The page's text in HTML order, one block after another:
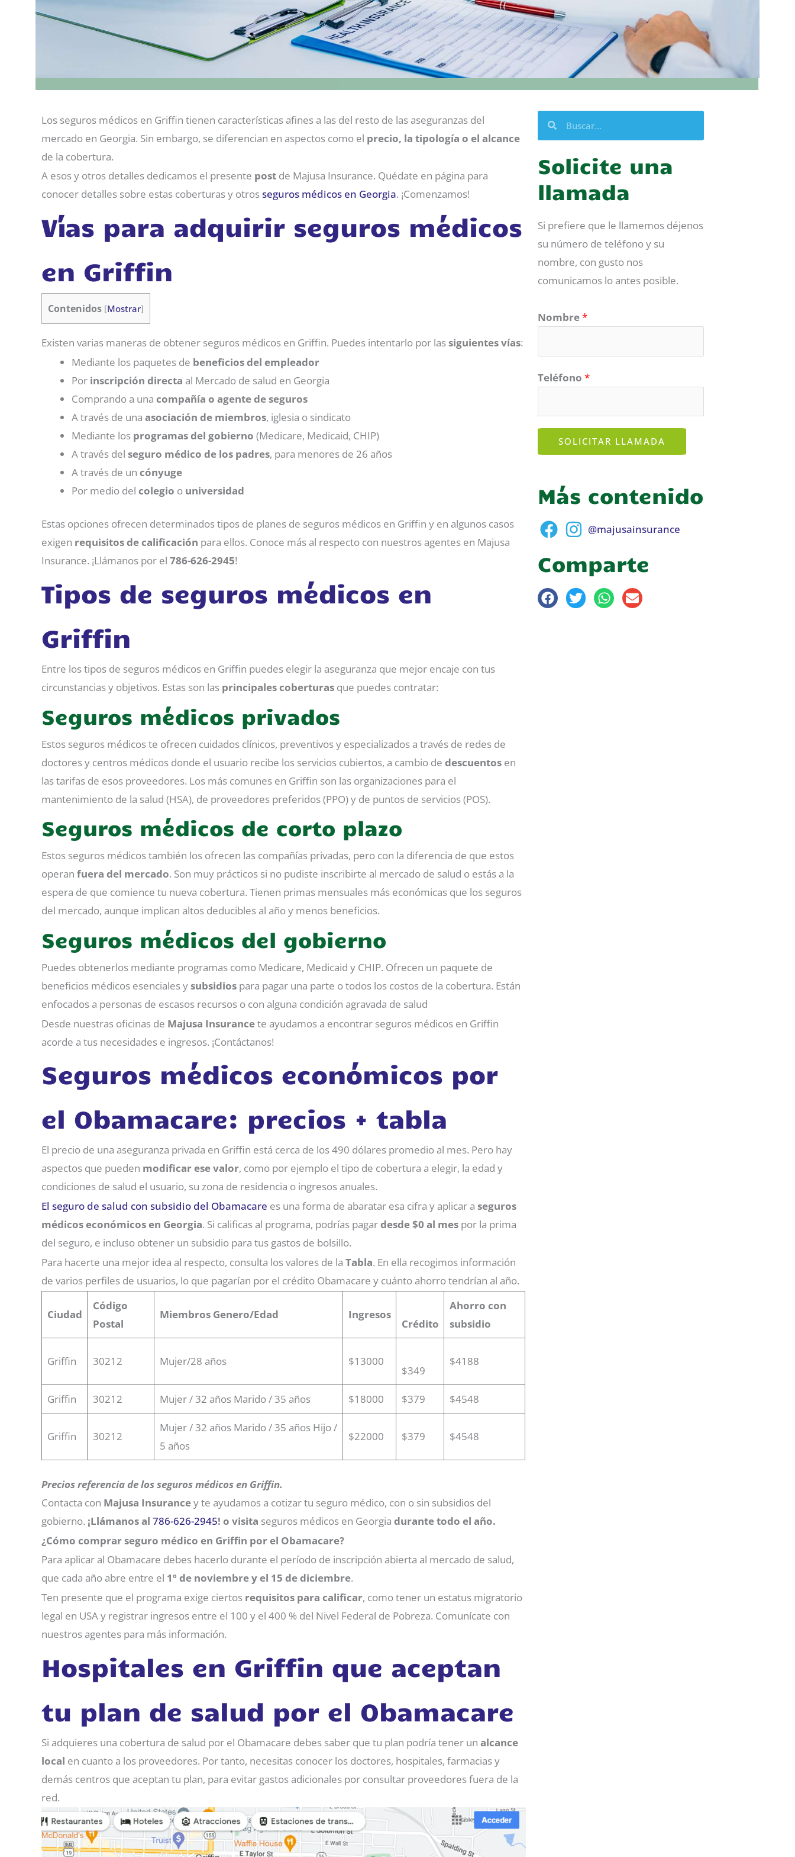
Los seguros médicos en Griffin tienen características afines a las del resto de las aseguranzas del
mercado en Georgia. Sin embargo, se diferencian en aspectos como el precio, la tipología o el alcance
de la cobertura.
A esos y otros detalles dedicamos el presente post de Majusa Insurance. Quédate en página para
conocer detalles sobre estas coberturas y otrosseguros médicos en Georgia. ¡Comenzamos!
Vías para adquirir seguros médicos
en Griffin
Contenidos [Mostrar]
Existen varias maneras de obtener seguros médicos en Griffin. Puedes intentarlo por lassiguientes vías:
Mediante los paquetes de beneficios del empleador
Por inscripción directa al Mercado de salud en Georgia
Comprando a una compañía o agente de seguros
A través de una asociación de miembros, iglesia o sindicato
Mediante los programas del gobierno (Medicare, Medicaid, CHIP)
A través del seguro médico de los padres, para menores de 26 años
A través de un cónyuge
Por medio del colegio o universidad
Estas opciones ofrecen determinados tipos de planes de seguros médicos en Griffin y en algunos casos
exigen requisitos de calificación para ellos. Conoce más al respecto con nuestros agentes en Majusa
Insurance. ¡Llámanos por el 786-626-2945!
Tipos de seguros médicos en
Griffin
Entre los tipos de seguros médicos en Griffin puedes elegir la aseguranza que mejor encaje con tus
circunstancias y objetivos. Estas son las principales coberturas que puedes contratar:
Seguros médicos privados
Estos seguros médicos te ofrecen cuidados clínicos, preventivos y especializados a través de redes de
doctores y centros médicos donde el usuario recibe los servicios cubiertos, a cambio de descuentos en
las tarifas de esos proveedores. Los más comunes en Griffin son las organizaciones para el
mantenimiento de la salud (HSA), de proveedores preferidos (PPO) y de puntos de servicios (POS).
Seguros médicos de corto plazo
Estos seguros médicos también los ofrecen las compañías privadas, pero con la diferencia de que estos
operan fuera del mercado. Son muy prácticos si no pudiste inscribirte al mercado de salud o estás a la
espera de que comience tu nueva cobertura. Tienen primas mensuales más económicas que los seguros
del mercado, aunque implican altos deducibles al año y menos beneficios.
Seguros médicos del gobierno
Puedes obtenerlos mediante programas como Medicare, Medicaid y CHIP. Ofrecen un paquete de
beneficios médicos esenciales ysubsidios para pagar una parte o todos los costos de la cobertura. Están
enfocados a personas de escasos recursos o con alguna condición agravada de salud
Desde nuestras oficinas de Majusa Insurancete ayudamos a encontrar seguros médicos en Griffin
acorde a tus necesidades e ingresos. ¡Contáctanos!
Seguros médicos económicos por
el Obamacare: precios + tabla
El precio de una aseguranza privada en Griffin está cerca de los 490 dólares promedio al mes. Pero hay
aspectos que pueden modificar ese valor, como por ejemplo el tipo de cobertura a elegir, la edad y
condiciones de salud el usuario, su zona de residencia o ingresos anuales.
El seguro de salud con subsidio del Obamacare es una forma de abaratar esa cifra y aplicar a seguros
médicos económicos en Georgia. Si calificas al programa, podrías pagardesde $0 al mes por la prima
del seguro, e incluso obtener un subsidio para tus gastos de bolsillo.
Para hacerte una mejor idea al respecto, consulta los valores de la Tabla. En ella recogimos información
de varios perfiles de usuarios, lo que pagarían por el crédito Obamacare y cuánto ahorro tendrían al año.
Ciudad
Código
Postal
Miembros Genero/Edad Ingresos
Crédito
Ahorro con
subsidio
Griffin 30212 Mujer/28 años $13000
$349
$4188
Griffin 30212 Mujer / 32 años Marido / 35 años $18000 $379 $4548
Griffin 30212
Mujer / 32 años Marido / 35 años Hijo /
5 años
$22000 $379 $4548
Precios referencia de los seguros médicos en Griffin.
Contacta con Majusa Insurancey te ayudamos a cotizar tu seguro médico, con o sin subsidios del
gobierno. ¡Llámanos al 786-626-2945! o visita seguros médicos en Georgia durante todo el año.
¿Cómo comprar seguro médico en Griffin por el Obamacare?
Para aplicar al Obamacare debes hacerlo durante el período de inscripción abierta al mercado de salud,
que cada año abre entre el 1º de noviembre y el 15 de diciembre.
Ten presente que el programa exige ciertos requisitos para calificar, como tener un estatus migratorio
legal en USA y registrar ingresos entre el 100 y el 400 % del Nivel Federal de Pobreza. Comunícate con
nuestros agentes para más información.
Hospitales en Griffin que aceptan
tu plan de salud por el Obamacare
Si adquieres una cobertura de salud por el Obamacare debes saber que tu plan podría tener un alcance
local en cuanto a los proveedores. Por tanto, necesitas conocer los doctores, hospitales, farmacias y
demás centros que aceptan tu plan, para evitar gastos adicionales por consultar proveedores fuera de la
red.
Buscar
Solicite una
llamada
Si prefiere que le llamemos déjenos
su número de teléfono y su
nombre, con gusto nos
comunicamos lo antes posible.
Nombre*
Teléfono *
SOLICITAR LLAMADA
Más contenido
@majusainsurance
Comparte